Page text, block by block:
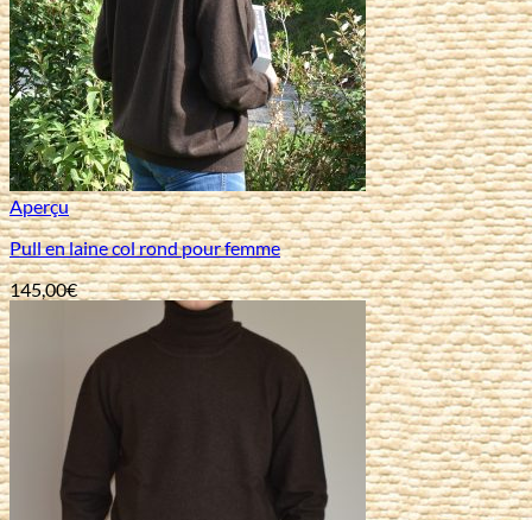
Aperçu
Pull en laine col rond pour femme
145,00€